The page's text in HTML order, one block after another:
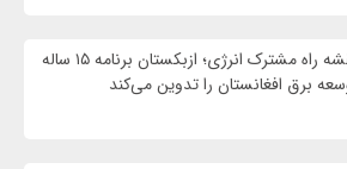
نقشه راه مشترک انرژی؛ ازبکستان برنامه ۱۵ ساله
برق افغانستان را تدوین می‌کند